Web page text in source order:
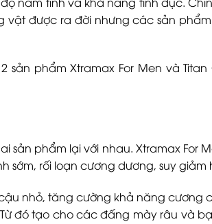
vật được ra đời nhưng các sản
phẩm Xtramax For Men và
sản phẩm lại với nhau. Xtramax For
sớm, rối loạn cương dương, suy giảm
nhỏ, tăng cường khả năng cương
đó tạo cho các đấng mày râu và